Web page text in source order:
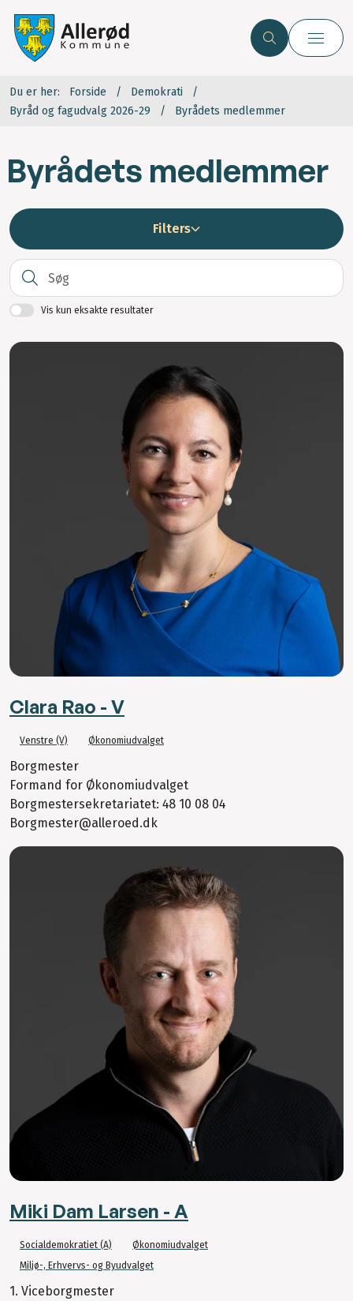
Du er her: Forside
Demokrati
Byråd og fagudvalg 2026-29
Byrådets medlemmer
Byrådets medlemmer
Filters
Vis kun eksakte resultater
Clara Rao - V
Venstre (V) Økonomiudvalget
Borgmester
Formand for Økonomiudvalget
Borgmestersekretariatet: 48 10 08 04
Borgmester@alleroed.dk
Miki Dam Larsen - A
Socialdemokratiet (A)
Økonomiudvalget
Miljø-, Erhvervs- og Byudvalget
1. Viceborgmester